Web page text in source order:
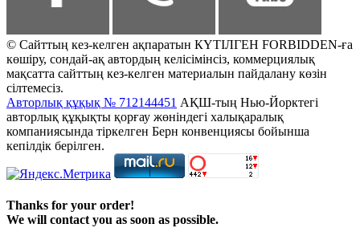
© Сайттың кез-келген ақпаратын КҮТІЛГЕН FORBIDDEN-ға
көшіру, сондай-ақ автордың келісімінсіз, коммерциялық
мақсатта сайттың кез-келген материалын пайдалану көзін
сілтемесіз.
Авторлық құқық № 712144451 АҚШ-тың Нью-Йорктегі
авторлық құқықты қорғау жөніндегі халықаралық
компаниясында тіркелген Берн конвенциясы бойынша
кепілдік берілген.
Thanks for your order!
We will contact you as soon as possible.